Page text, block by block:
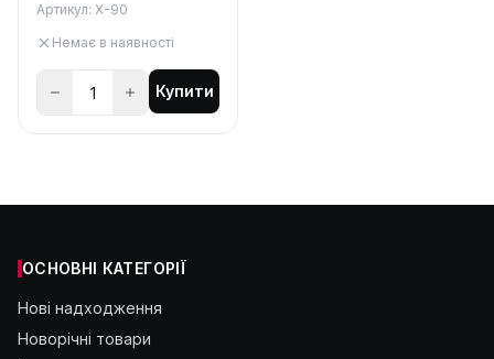
Артикул: X-90
Немає в наявності
Купити
ОСНОВНІ КАТЕГОРІЇ
Нові надходження
Новорічні товари